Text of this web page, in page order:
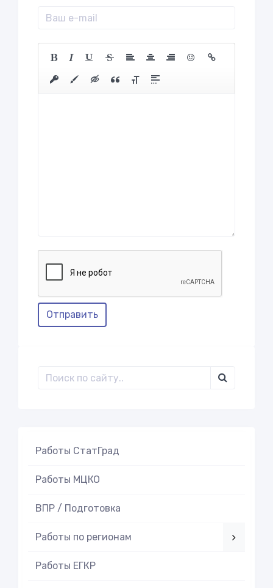
Отправить
Работы СтатГрад
Работы МЦКО
ВПР / Подготовка
Работы по регионам
Работы ЕГКР